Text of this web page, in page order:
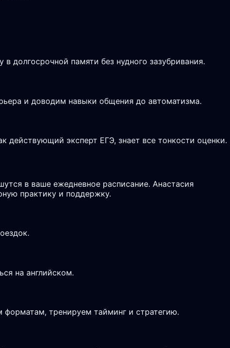
долгосрочной памяти без нудного зазубривания.
и доводим навыки общения до автоматизма.
эксперт ЕГЭ, знает все тонкости оценки.
в ваше ежедневное расписание. Анастасия
практику и поддержку.
на английском.
форматам, тренируем тайминг и стратегию.